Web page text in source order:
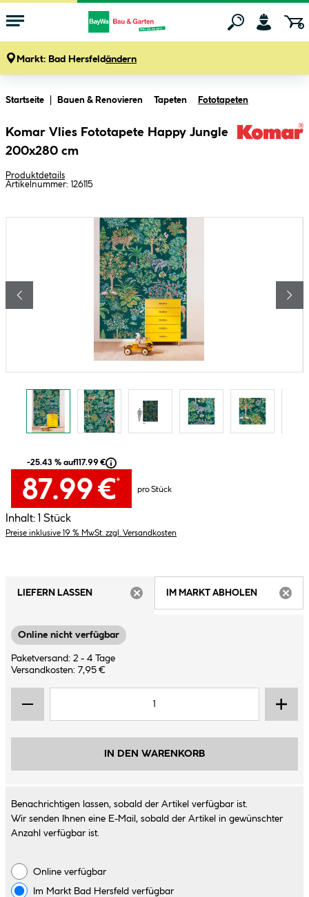
Markt: Bad Hersfeldändern
Startseite Bauen & Renovieren Tapeten Fototapeten
Komar Vlies Fototapete Happy Jungle
200x280 cm
Produktdetails
Artikelnummer: 126115
Bildergalerie überspringen
-25.43 % auf117.99 €
87.99 €*
pro Stück
Inhalt: 1 Stück
Preise inklusive 19 % MwSt. zzgl. Versandkosten
LIEFERN LASSEN
IM MARKT ABHOLEN
Online nicht verfügbar
Paketversand: 2 - 4 Tage
Versandkosten: 7,95 €
IN DEN WARENKORB
Benachrichtigen lassen, sobald der Artikel verfügbar ist.
Wir senden Ihnen eine E-Mail, sobald der Artikel in gewünschter
Anzahl verfügbar ist.
Online verfügbar
Im Markt Bad Hersfeld verfügbar